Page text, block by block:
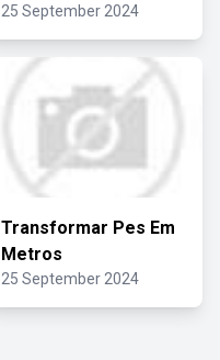
25 September 2024
Transformar Pes Em
Metros
25 September 2024